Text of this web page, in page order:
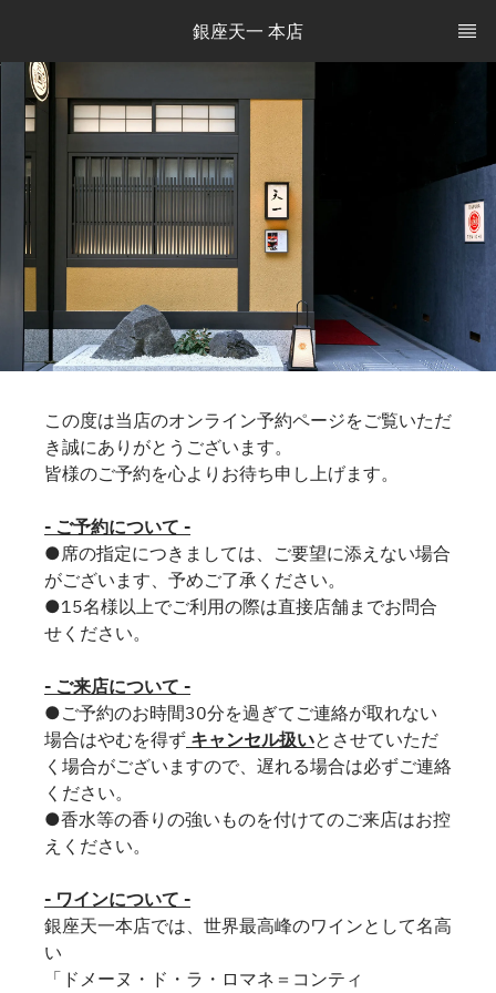
銀座天一 本店
この度は当店のオンライン予約ページをご覧いただ
き誠にありがとうございます。
皆様のご予約を心よりお待ち申し上げます。
- ご予約について -
●席の指定につきましては、ご要望に添えない場合
がございます、予めご了承ください。
●15名様以上でご利用の際は直接店舗までお問合
せください。
- ご来店について -
●ご予約のお時間30分を過ぎてご連絡が取れない
場合はやむを得ず キャンセル扱いとさせていただ
く場合がございますので、遅れる場合は必ずご連絡
ください。
●香水等の香りの強いものを付けてのご来店はお控
えください。
- ワインについて -
銀座天一本店では、世界最高峰のワインとして名高
い
「ドメーヌ・ド・ラ・ロマネ＝コンティ